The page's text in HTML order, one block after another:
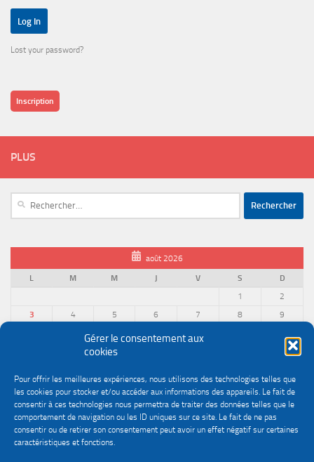
Gérer le consentement aux
cookies
Pour offrir les meilleures expériences, nous utilisons des technologies telles que
les cookies pour stocker et/ou accéder aux informations des appareils. Le fait de
consentir à ces technologies nous permettra de traiter des données telles que le
comportement de navigation ou les ID uniques sur ce site. Le fait de ne pas
consentir ou de retirer son consentement peut avoir un effet négatif sur certaines
caractéristiques et fonctions.
Lost your password?
Inscription
PLUS
août 2026
L
M M J V S
D
1
2
3
4 5 6 7 8
9
12
19
23
« Juin